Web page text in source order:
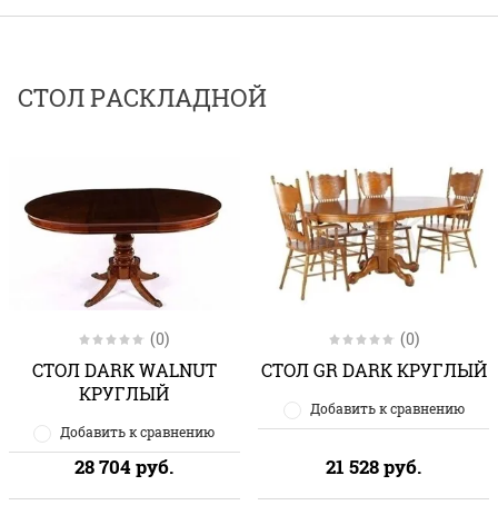
СТОЛ РАСКЛАДНОЙ
(0)
СТОЛ DARK WALNUT
КРУГЛЫЙ
Добавить к сравнению
28 704руб.
(0)
СТОЛ GR DARK КРУГЛЫЙ
Добавить к сравнению
21 528руб.